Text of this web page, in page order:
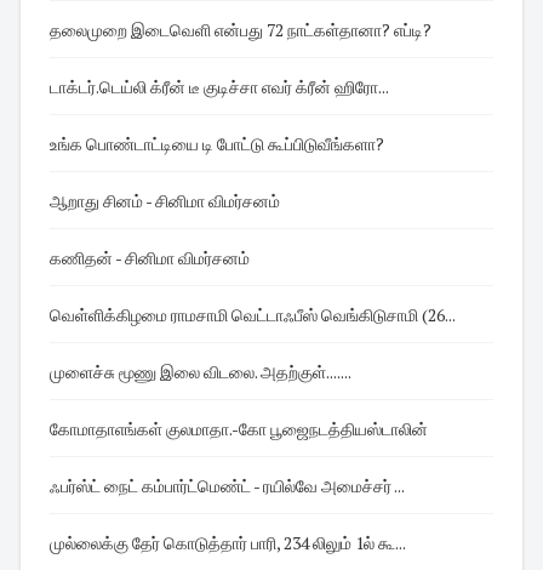
தலைமுறை இடைவெளி என்பது 72 நாட்கள்தானா? எப்டி?
டாக்டர்.டெய்லி க்ரீன் டீ குடிச்சா எவர் க்ரீன் ஹிரோ...
உங்க பொண்டாட்டியை டி போட்டு கூப்பிடுவீங்களா?
ஆறாது சினம் - சினிமா விமர்சனம்
கணிதன் - சினிமா விமர்சனம்
வெள்ளிக்கிழமை ராமசாமி வெட்டாஃபீஸ் வெங்கிடுசாமி (26...
முளைச்சு மூணு இலை விடலை. அதற்குள்.......
கோமாதாஎங்கள் குலமாதா.-கோ பூஜைநடத்தியஸ்டாலின்
ஃபர்ஸ்ட் நைட் கம்பார்ட்மெண்ட் - ரயில்வே அமைச்சர் ...
முல்லைக்கு தேர் கொடுத்தார் பாரி, 234 லிலும் 1ல் கூ...